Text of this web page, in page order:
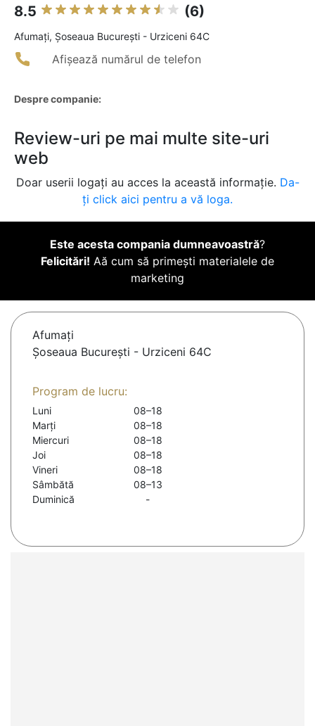
8.5 (6)
Afumaţi, Șoseaua București - Urziceni 64C
Afișează numărul de telefon
Despre companie:
Review-uri pe mai multe site-uri
web
Doar userii logați au acces la această informație. Da-
ți click aici pentru a vă loga.
Este acesta compania dumneavoastră?
Felicitări! Aă cum să primești materialele de
marketing
Afumaţi
Șoseaua București - Urziceni 64C
Program de lucru:
Luni
08–18
Marți
08–18
Miercuri
08–18
Joi
08–18
Vineri
08–18
Sâmbătă
08–13
Duminică
-